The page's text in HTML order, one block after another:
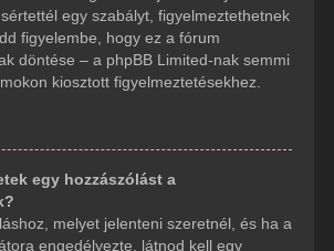
egy szabályt, figyelmeztethetnek
figyelembe, hogy ez a fórum
döntése – a phpBB Limited-nak semmi
kiosztott figyelmeztetésekhez.
egy hozzászólást a
melyet jelenteni szeretnél, és ha a
engedélyezte, látnod kell egy